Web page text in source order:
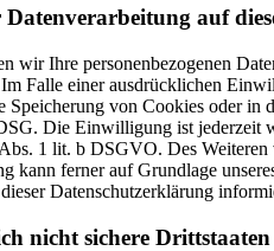
auf
wir Ihre personenbezogenen
Falle einer ausdrücklichen
von Cookies oder
Die Einwilligung ist
1 lit. b DSGVO. Des
ferner auf Grundlage
Datenschutzerklärung
nicht sichere